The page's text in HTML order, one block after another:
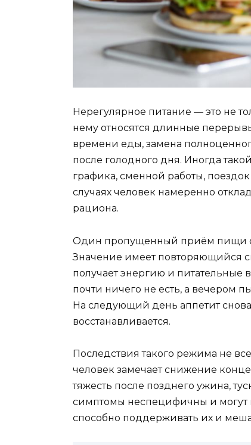
Нерегулярное питание — это не
нему относятся длинные
времени еды, замена
после голодного дня. Иногда
графика, сменной работы,
случаях человек намеренно
рациона.
Один пропущенный приём пищи
Значение имеет повторяющийся
получает энергию и
почти ничего не есть, а вечером
На следующий день аппетит
восстанавливается.
Последствия такого режима не
человек замечает снижение
тяжесть после позднего ужина,
симптомы неспецифичны и могут
способно поддерживать их и